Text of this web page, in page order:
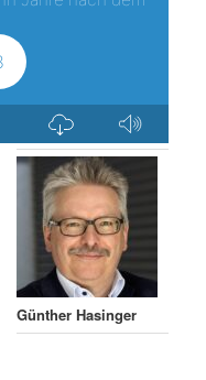
Günther Hasinger